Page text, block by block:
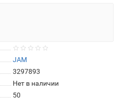
JAM
3297893
Нет в наличии
50